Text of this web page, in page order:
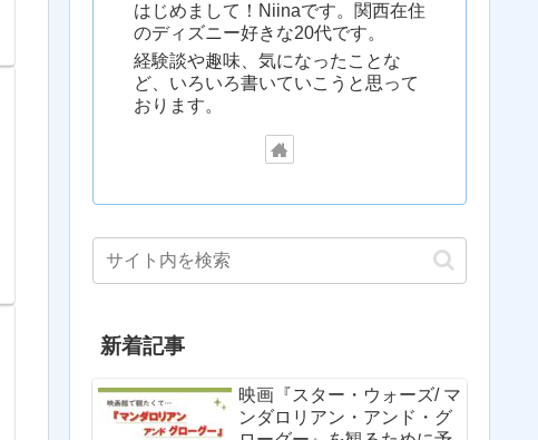
はじめまして！Niinaです。関西在住
のディズニー好きな20代です。
経験談や趣味、気になったことな
ど、いろいろ書いていこうと思って
おります。
新着記事
映画『スター・ウォーズ/ マ
ンダロリアン・アンド・グ